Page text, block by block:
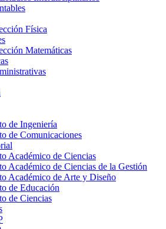
Física
Matemáticas
de Ingeniería
de Comunicaciones
Académico de Ciencias
Académico de Ciencias de la Gestión
Académico de Arte y Diseño
de Educación
de Ciencias